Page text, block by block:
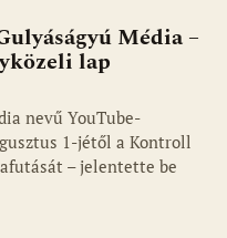
Média –
lap
nevű YouTube-
1-jétől a Kontroll
– jelentette be